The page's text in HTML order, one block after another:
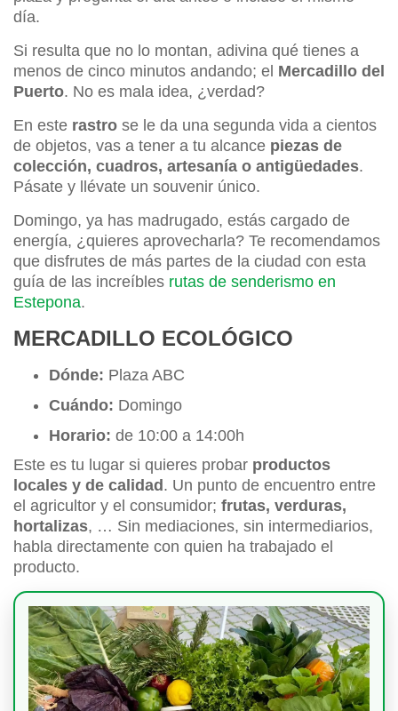
día.
Si resulta que no lo montan, adivina qué tienes a
menos de cinco minutos andando; el Mercadillo del
Puerto. No es mala idea, ¿verdad?
En este rastro se le da una segunda vida a cientos
de objetos, vas a tener a tu alcance piezas de
colección, cuadros, artesanía o antigüedades.
Pásate y llévate un souvenir único.
Domingo, ya has madrugado, estás cargado de
energía, ¿quieres aprovecharla? Te recomendamos
que disfrutes de más partes de la ciudad con esta
guía de las increíbles rutas de senderismo en
Estepona.
MERCADILLO ECOLÓGICO
Dónde: Plaza ABC
Cuándo: Domingo
Horario: de 10:00 a 14:00h
Este es tu lugar si quieres probar productos
locales y de calidad . Un punto de encuentro entre
el agricultor y el consumidor; frutas, verduras,
hortalizas, … Sin mediaciones, sin intermediarios,
habla directamente con quien ha trabajado el
producto.